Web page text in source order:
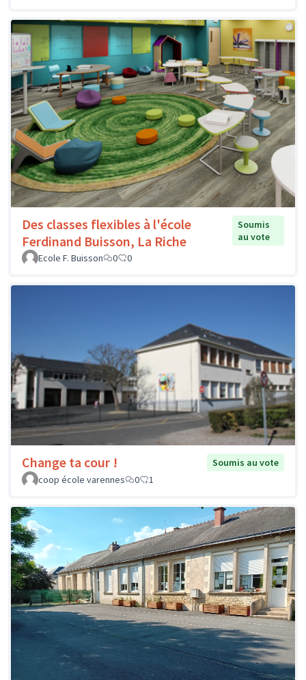
Des classes flexibles à l'école
Ferdinand Buisson, La Riche
Soumis
au vote
Ecole F. Buisson
0 0
Change ta cour !
Soumis au vote
coop école varennes
0 1